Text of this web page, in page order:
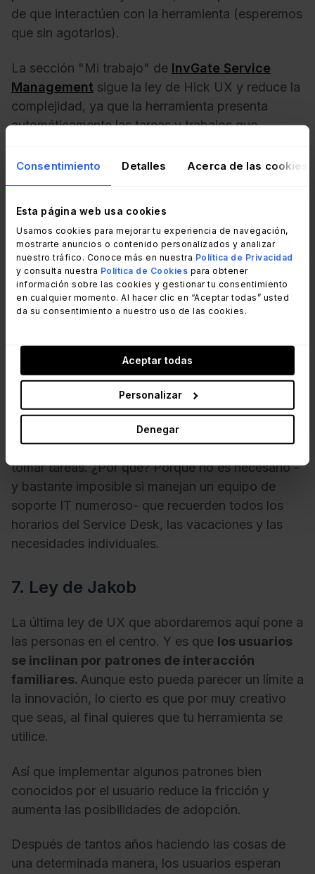
Consentimiento Detalles Acerca de las cookies
Esta página web usa cookies
Usamos cookies para mejorar tu experiencia de navegación,
mostrarte anuncios o contenido personalizados y analizar
nuestro tráfico. Conoce más en nuestra Política de Privacidad
y consulta nuestra Política de Cookies para obtener
información sobre las cookies y gestionar tu consentimiento
en cualquier momento. Al hacer clic en “Aceptar todas” usted
da su consentimiento a nuestro uso de las cookies.
Aceptar todas
Personalizar
Denegar
de que interactúen con la herramienta (esperemos
que sin agotarlos).
La sección "Mi trabajo" de InvGate Service
Management sigue la ley de Hick UX y reduce la
complejidad, ya que la herramienta presenta
automáticamente las tareas y trabajos que
6. Ley de Miller UX
En este caso, la ley de Miller UX se centra en el
número de objetos que una persona media
puede retener en la memoria , que es de unos
siete. Dado que la capacidad de atención es
limitada, hay que utilizarla con prudencia. La ley
de Hick UX, por ejemplo, reduce el número de
La sección Manager deInvGate Service
Managementsigue los cauces de la ley de Miller
UX al facilitar a los gerentes -con indicaciones
visuales- qué agentes están disponibles para
tomar tareas. ¿Por qué? Porque no es necesario -
y bastante imposible si manejan un equipo de
soporte IT numeroso- que recuerden todos los
horarios del Service Desk, las vacaciones y las
necesidades individuales.
7. Ley de Jakob
La última ley de UX que abordaremos aquí pone a
las personas en el centro. Y es que los usuarios
se inclinan por patrones de interacción
familiares. Aunque esto pueda parecer un límite a
la innovación, lo cierto es que por muy creativo
que seas, al final quieres que tu herramienta se
utilice.
Así que implementar algunos patrones bien
conocidos por el usuario reduce la fricción y
aumenta las posibilidades de adopción.
Después de tantos años haciendo las cosas de
una determinada manera, los usuarios esperan